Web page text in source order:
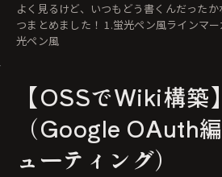
よく見るけど、いつもどう書くんだった
つまとめました！ 1.蛍光ペン風ラインマーカー HTML <p><span>蛍
光ペン風
【OSSでWiki構築
（Google OAuth
ューティング）